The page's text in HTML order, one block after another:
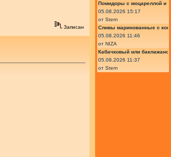
Записан
Помидоры с моцареллой и
05.08.2026 15:17
от Stern
Сливы маринованные с
05.08.2026 11:46
от NIZA
Кабачковый или
05.08.2026 11:37
от Stern